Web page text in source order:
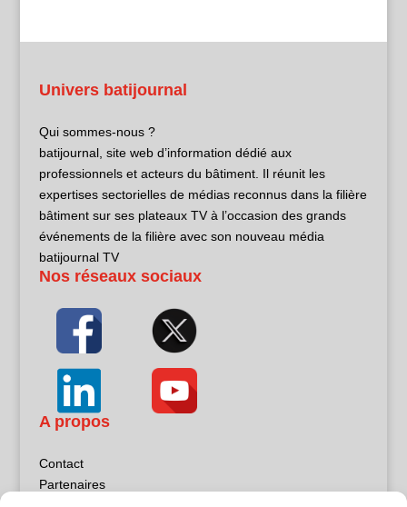
Univers batijournal
Qui sommes-nous ?
batijournal, site web d’information dédié aux
professionnels et acteurs du bâtiment. Il réunit les
expertises sectorielles de médias reconnus dans la filière
bâtiment sur ses plateaux TV à l’occasion des grands
événements de la filière avec son nouveau média
batijournal TV
Nos réseaux sociaux
A propos
Contact
Partenaires